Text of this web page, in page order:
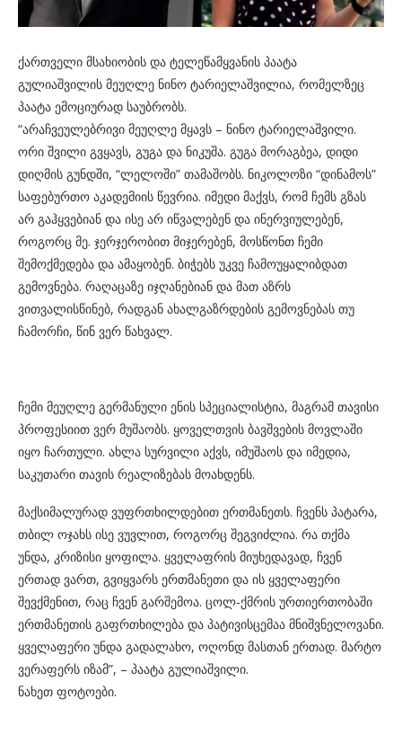
ქართველი მსახიობის და ტელეწამყვანის პაატა
გულიაშვილის მეუღლე ნინო ტარიელაშვილია, რომელზეც
პაატა ემოციურად საუბრობს.
“არაჩვეულებრივი მეუღლე მყავს – ნინო ტარიელაშვილი.
ორი შვილი გვყავს, გუგა და ნიკუშა. გუგა მორაგბეა, დიდი
დიღმის გუნდში, “ლელოში” თამაშობს. ნიკოლოზი “დინამოს”
საფებურთო აკადემიის წევრია. იმედი მაქვს, რომ ჩემს გზას
არ გაჰყვებიან და ისე არ იწვალებენ და ინერვიულებენ,
როგორც მე. ჯერჯერობით მიჯერებენ, მოსწონთ ჩემი
შემოქმედება და ამაყობენ. ბიჭებს უკვე ჩამოუყალიბდათ
გემოვნება. რაღაცაზე იჯღანებიან და მათ აზრს
ვითვალისწინებ, რადგან ახალგაზრდების გემოვნებას თუ
ჩამორჩი, წინ ვერ წახვალ.
ჩემი მეუღლე გერმანული ენის სპეციალისტია, მაგრამ თავისი
პროფესიით ვერ მუშაობს. ყოველთვის ბავშვების მოვლაში
იყო ჩართული. ახლა სურვილი აქვს, იმუშაოს და იმედია,
საკუთარი თავის რეალიზებას მოახდენს.
მაქსიმალურად ვუფრთხილდებით ერთმანეთს. ჩვენს პატარა,
თბილ ოჯახს ისე ვუვლით, როგორც შეგვიძლია. რა თქმა
უნდა, კრიზისი ყოფილა. ყველაფრის მიუხედავად, ჩვენ
ერთად ვართ, გვიყვარს ერთმანეთი და ის ყველაფერი
შევქმენით, რაც ჩვენ გარშემოა. ცოლ-ქმრის ურთიერთობაში
ერთმანეთის გაფრთხილება და პატივისცემაა მნიშვნელოვანი.
ყველაფერი უნდა გადალახო, ოღონდ მასთან ერთად. მარტო
ვერაფერს იზამ”, – პაატა გულიაშვილი.
ნახეთ ფოტოები.